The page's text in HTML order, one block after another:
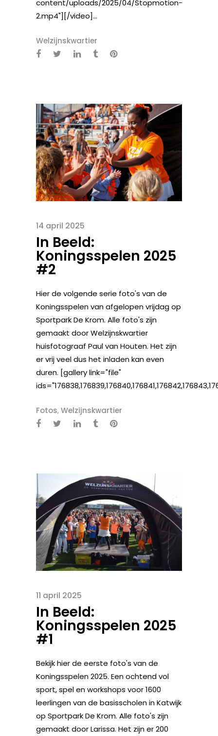
content/uploads/2025/04/Stopmotion-
2.mp4"][/video]...
Welzijnskwartier
14 april 2025
In Beeld:
Koningsspelen 2025
#2
Hier de volgende serie foto's van de
Koningsspelen van afgelopen vrijdag op
Sportpark De Krom. Alle foto's zijn
gemaakt door Welzijnskwartier
huisfotograaf Paul van Houten. Het zijn
er vrij veel dus het inladen kan even
duren. [gallery link="file"
Fotos,Welzijnskwartier
11 april 2025
In Beeld:
Koningsspelen 2025
#1
Bekijk hier de eerste foto's van de
Koningsspelen 2025. Een ochtend vol
sport, spel en workshops voor 1600
leerlingen van de basisscholen in Katwijk
op Sportpark De Krom. Alle foto's zijn
gemaakt door Larissa. Het zijn er 200